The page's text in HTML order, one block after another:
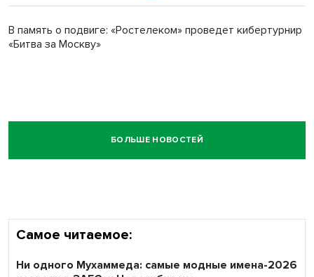
В память о подвиге: «Ростелеком» проведет кибертурнир
«Битва за Москву»
БОЛЬШЕ НОВОСТЕЙ
Самое читаемое:
Ни одного Мухаммеда: самые модные имена-2026